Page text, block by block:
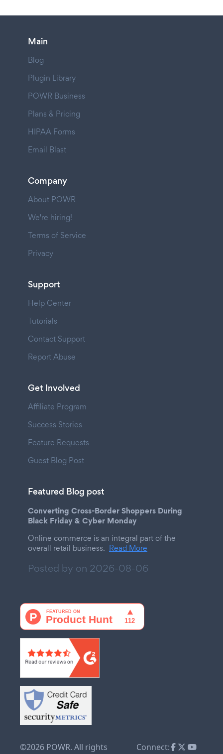
Main
Blog
Plugin Library
POWR Business
Plans & Pricing
HIPAA Forms
Email Blast
Company
About POWR
We're hiring!
Terms of Service
Privacy
Support
Help Center
Tutorials
Contact Support
Report Abuse
Get Involved
Affiliate Program
Success Stories
Feature Requests
Guest Blog Post
Featured Blog post
Converting Cross-Border Shoppers During
Black Friday & Cyber Monday
Online commerce is an integral part of the
overall retail business. Read More
Posted by on 2026-08-06
©2026 POWR. All rights
Connect: